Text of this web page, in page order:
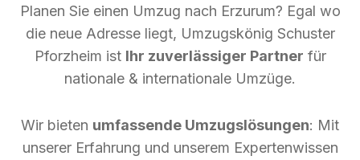
Planen Sie einen Umzug nach Erzurum? Egal wo
die neue Adresse liegt, Umzugskönig Schuster
Pforzheim ist Ihr zuverlässiger Partner für
nationale & internationale Umzüge.
Wir bieten umfassende Umzugslösungen: Mit
unserer Erfahrung und unserem Expertenwissen